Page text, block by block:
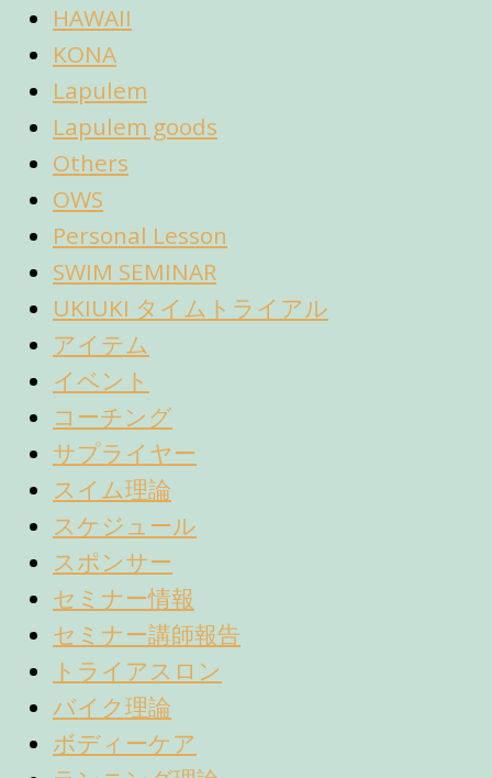
HAWAII
KONA
Lapulem
Lapulem goods
Others
OWS
Personal Lesson
SWIM SEMINAR
UKIUKI タイムトライアル
アイテム
イベント
コーチング
サプライヤー
スイム理論
スケジュール
スポンサー
セミナー情報
セミナー講師報告
トライアスロン
バイク理論
ボディーケア